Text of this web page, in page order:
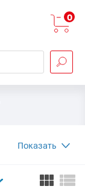
0
Показать